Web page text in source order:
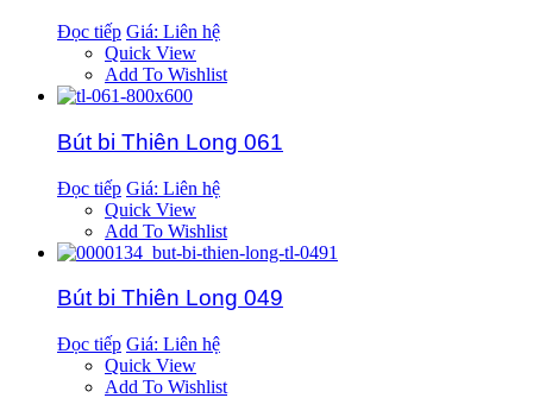
Đọc tiếp Giá: Liên hệ
Quick View
Add To Wishlist
Bút bi Thiên Long 061
Đọc tiếp Giá: Liên hệ
Quick View
Add To Wishlist
Bút bi Thiên Long 049
Đọc tiếp Giá: Liên hệ
Quick View
Add To Wishlist